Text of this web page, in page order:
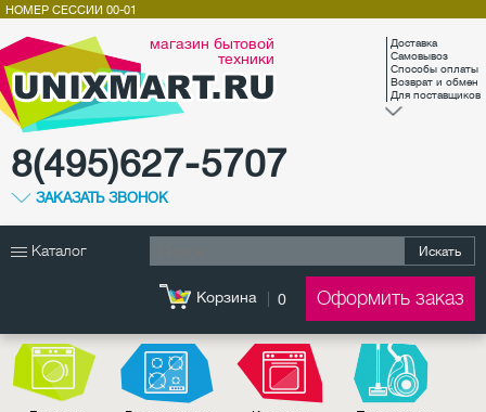
магазин бытовой
техники
8(495)627-5707
ЗАКАЗАТЬ ЗВОНОК
Доставка
Самовывоз
Способы оплаты
Возврат и обмен
Для поставщиков
НОМЕР СЕССИИ 00-01
Каталог Искать
Корзина 0 Оформить заказ